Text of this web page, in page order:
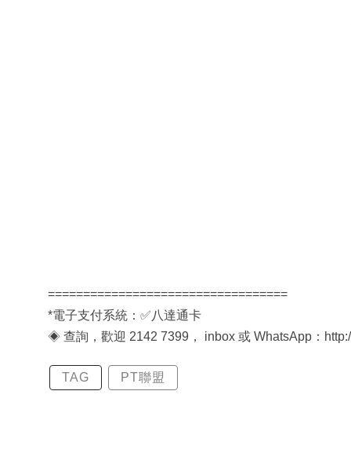
==================================
*電子支付系統：✅八達通卡
◈ 查詢，歡迎 2142 7399， inbox 或 WhatsApp：
TAG PT聯盟